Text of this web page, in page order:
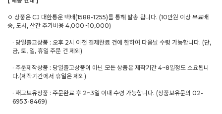
ㅇ 상품은 CJ 대한통운 택배(1588-1255)를 통해 발송 됩니다. (10만원 이상 무료배
송, 도서, 산간 추가비용 4,000~10,000)
· 당일출고상품 : 오후 2시 이전 결제완료 건에 한하여 다음날 수령 가능합니다. (단,
금, 토, 일, 휴일 주문 건 제외)
· 주문제작상품 : 당일출고상품이 아닌 모든 상품은 제작기간 4~8일정도 소요됩니
다.(제작기간에서 휴일은 제외)
· 재고보유상품 : 주문완료 후 2~3일 이내 수령 가능합니다. (상품보유문의 02-
6953-8469)